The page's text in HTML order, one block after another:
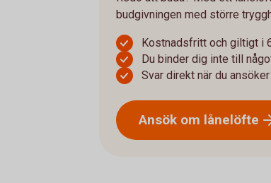
budgivningen med större
Kostnadsfritt och giltigt i
Du binder dig inte till
Svar direkt när du ansöker
Ansök om lånelöfte